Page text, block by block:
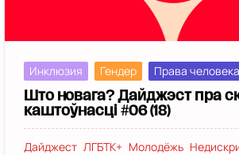
Инклюзия Гендер Права человека
Што новага? Дайджэст пра
каштоўнасці #06 (18)
Дайджест ЛГБТК+ Молодёжь